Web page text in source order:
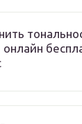
онлайн